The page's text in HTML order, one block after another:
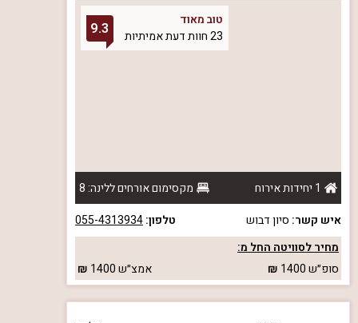
טוב מאוד
23 חוות דעת אמיתיות
9.3
1 יחידות אירוח
מקסימום אורחים ללינה: 8
איש קשר: סיון דבוש טלפון:055-4313934
מחיר לסוויטה החל מ:
סופ״ש1400 אמצ״ש1400